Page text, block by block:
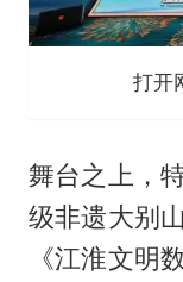
打开
舞台之上，
级非遗大别
《江淮文明